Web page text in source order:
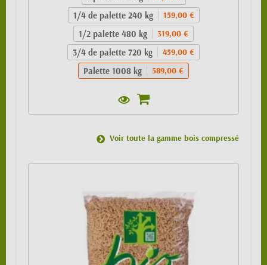
1/4 de palette 240 kg 159,00 €
1/2 palette 480 kg 319,00 €
3/4 de palette 720 kg 459,00 €
Palette 1008 kg 589,00 €
Voir toute la gamme bois compressé